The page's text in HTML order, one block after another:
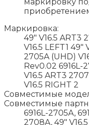
Маркировка:
49" V16.5 ART3
V16.5 LEFT1 49"
2705A (UHD)
Rev0.02 6916L-
V16.5 ART3
V16.5 RIGHT 2
Совместимые
Совместимые
6916L-2705A,
2708A, 49″